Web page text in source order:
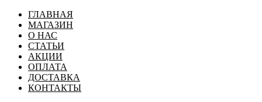
ГЛАВНАЯ
МАГАЗИН
О НАС
СТАТЬИ
АКЦИИ
ОПЛАТА
ДОСТАВКА
КОНТАКТЫ